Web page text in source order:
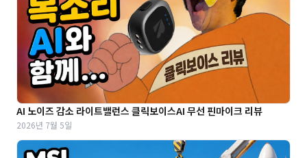
AI 노이즈 감소 라이트밸런스 클릭보이스AI 무선 핀마이크 리뷰
2026년 7월 5일